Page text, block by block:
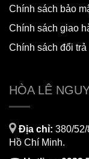
Chính sách bảo
Chính sách giao
Chính sách đổi trả
HÒA LÊ
Địa chỉ: 380/
Hồ Chí Minh.